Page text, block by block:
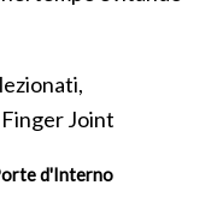
Joint
d'Interno